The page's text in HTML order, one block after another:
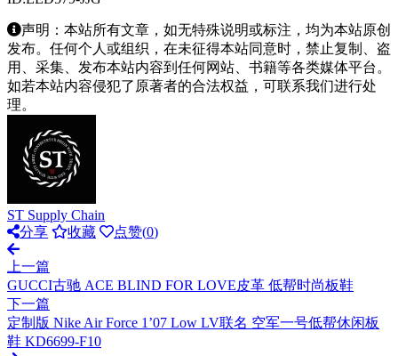
声明：本站所有文章，如无特殊说明或标注，均为本站原创
发布。任何个人或组织，在未征得本站同意时，禁止复制、盗
用、采集、发布本站内容到任何网站、书籍等各类媒体平台。
如若本站内容侵犯了原著者的合法权益，可联系我们进行处
理。
ST Supply Chain
分享
收藏 点赞(0)
上一篇
GUCCI古驰 ACE BLIND FOR LOVE皮革 低帮时尚板鞋
下一篇
定制版 Nike Air Force 1’07 Low LV联名 空军一号低帮休闲板
鞋 KD6699-F10